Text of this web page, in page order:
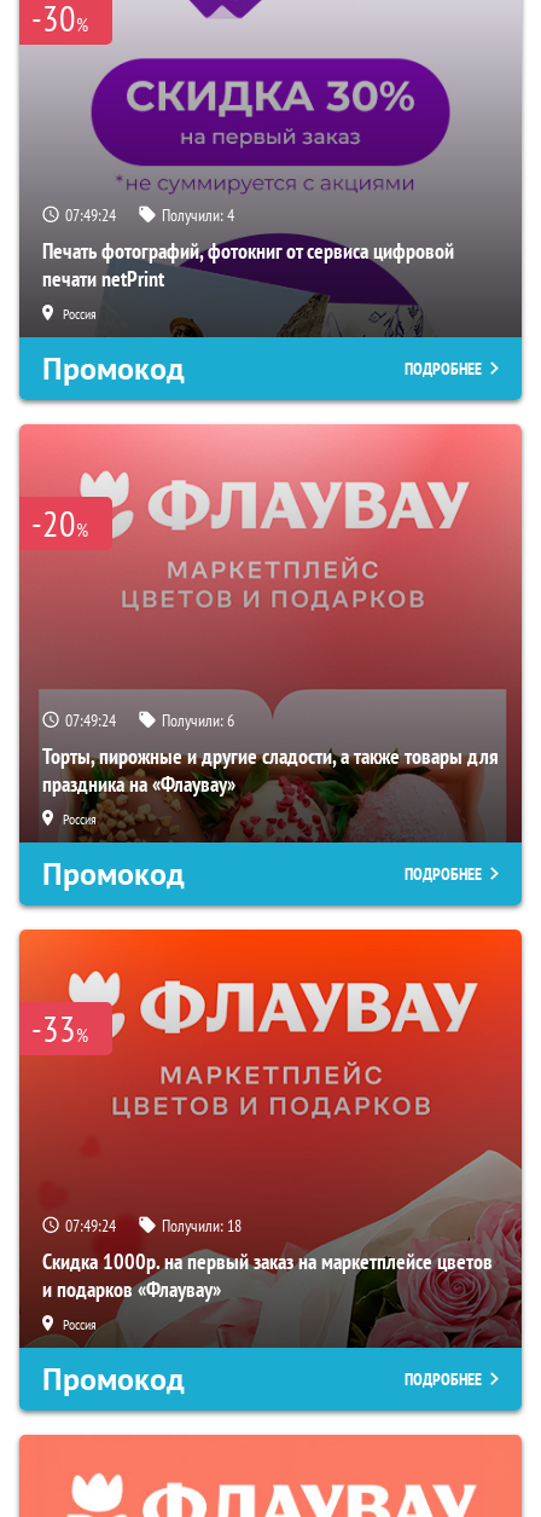
-30%
07:49:23 Получили:4
Печать фотографий, фотокниг от сервиса цифровой
печати netPrint
Россия
Промокод ПОДРОБНЕЕ
-20%
07:49:23 Получили:6
Торты, пирожные и другие сладости, а также товары для
праздника на «Флаувау»
Россия
Промокод ПОДРОБНЕЕ
-33%
07:49:23 Получили: 18
Скидка 1000р. на первый заказ на маркетплейсе цветов
и подарков «Флаувау»
Россия
Промокод ПОДРОБНЕЕ